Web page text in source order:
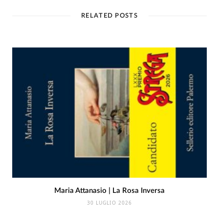
RELATED POSTS
Maria Attanasio | La Rosa Inversa
30 LUGLIO 2026